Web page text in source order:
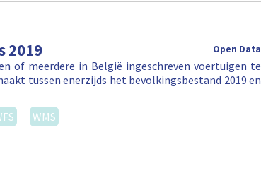
2019 Open Data
of meerdere in België ingeschreven voertuigen te
tussen enerzijds het bevolkingsbestand 2019 en
WMS